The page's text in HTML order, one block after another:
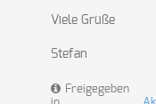
Viele Grüße
Stefan
Freigegeben